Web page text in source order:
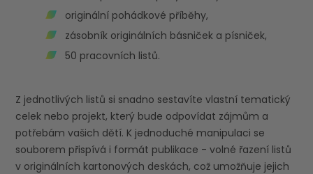
originální pohádkové příběhy,
zásobník originálních básniček a písniček,
50 pracovních listů.
Z jednotlivých listů si snadno sestavíte vlastní tematický
celek nebo projekt, který bude odpovídat zájmům a
potřebám vašich dětí. K jednoduché manipulaci se
souborem přispívá i formát publikace - volné řazení listů
v originálních kartonových deskách, což umožňuje jejich